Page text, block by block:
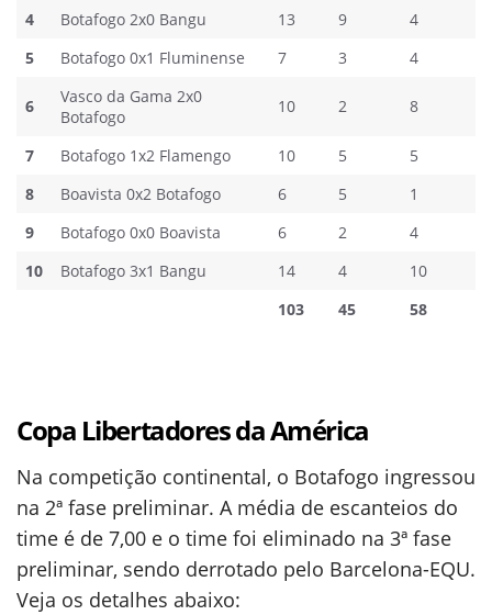
4 Botafogo 2x0 Bangu 13 9
4
5
Botafogo 0x1 Fluminense 7 3 4
6
Vasco da Gama 2x0
Botafogo
10 2 8
7 Botafogo 1x2 Flamengo 10 5
5
8
Boavista 0x2 Botafogo 6 5
1
9
Botafogo 0x0 Boavista 6 2
4
10
Botafogo 3x1 Bangu 14 4
10
103
45 58
Copa Libertadores da América
Na competição continental, o Botafogo ingressou
na 2ª fase preliminar. A média de escanteios do
time é de 7,00 e o time foi eliminado na 3ª fase
preliminar, sendo derrotado pelo Barcelona-EQU.
Veja os detalhes abaixo: